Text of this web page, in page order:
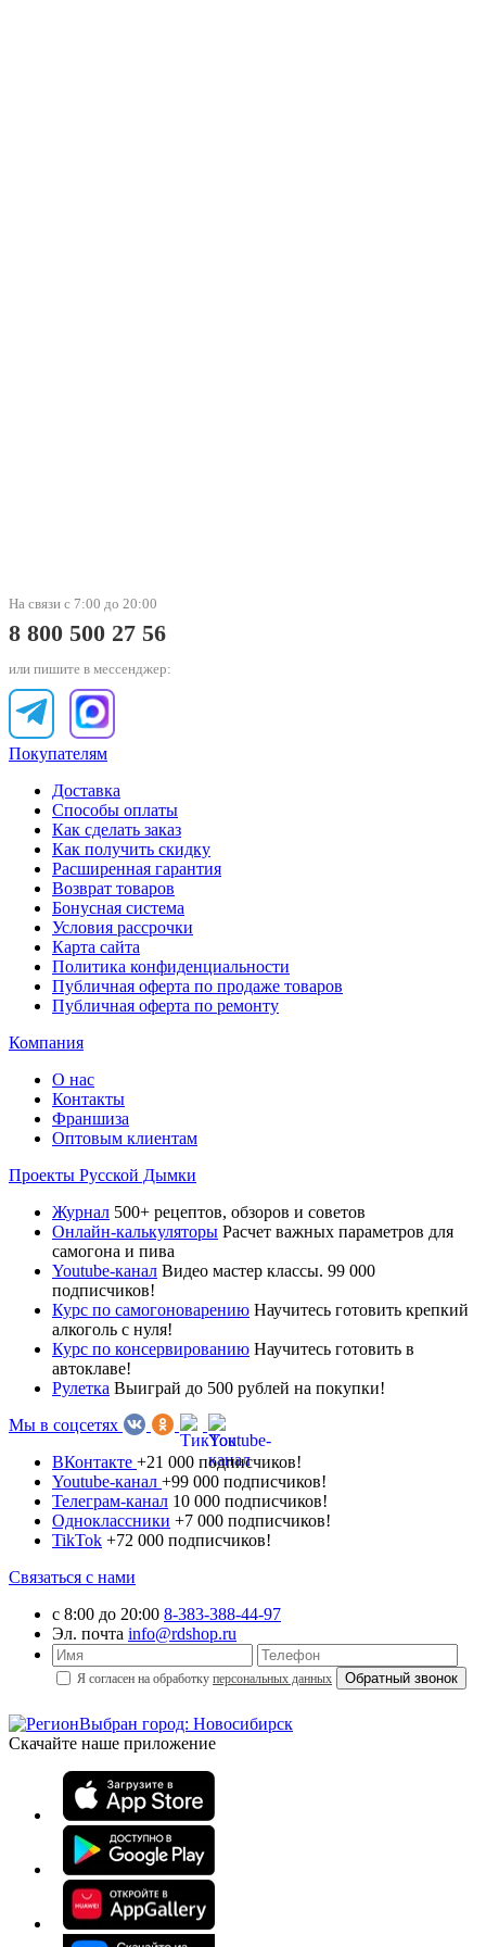
На связи с 7:00 до 20:00
8 800 500 27 56
или пишите в мессенджер:
Покупателям
Доставка
Способы оплаты
Как сделать заказ
Как получить скидку
Расширенная гарантия
Возврат товаров
Бонусная система
Условия рассрочки
Карта сайта
Политика конфиденциальности
Публичная оферта по продаже товаров
Публичная оферта по ремонту
Компания
О нас
Контакты
Франшиза
Оптовым клиентам
Проекты Русской Дымки
Журнал 500+ рецептов, обзоров и советов
Онлайн-калькуляторы Расчет важных параметров для
самогона и пива
Youtube-канал Видео мастер классы. 99 000
подписчиков!
Курс по самогоноварению Научитесь готовить крепкий
алкоголь с нуля!
Курс по консервированию Научитесь готовить в
автоклаве!
Рулетка Выиграй до 500 рублей на покупки!
Мы в соцсетях
ВКонтакте +21 000 подписчиков!
Youtube-канал +99 000 подписчиков!
Телеграм-канал 10 000 подписчиков!
Одноклассники +7 000 подписчиков!
TikTok +72 000 подписчиков!
Связаться с нами
с 8:00 до 20:00 8-383-388-44-97
Эл. почта info@rdshop.ru
Я согласен на обработку персональных данных
Выбран город: Новосибирск
Скачайте наше приложение